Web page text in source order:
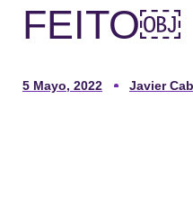
FEITO￼
5 Mayo, 2022 Javier